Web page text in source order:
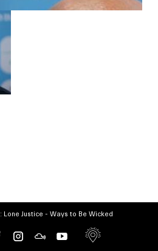
: Lone Justice - Ways to Be Wicked